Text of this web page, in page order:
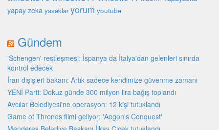
yapay zeka yasaklar yorum youtube
Gündem
'Schengen' restleşmesi: İspanya da İtalya'dan gelenleri sınırda
kontrol edecek
İran dışişleri bakanı: Artık sadece kendimize güvenme zamanı
YENİ Parti: Dokuz günde 300 milyon lira bağış toplandı
Avcılar Belediyesi'ne operasyon: 12 kişi tutuklandı
Game of Thrones filmi geliyor: 'Aegon's Conquest'